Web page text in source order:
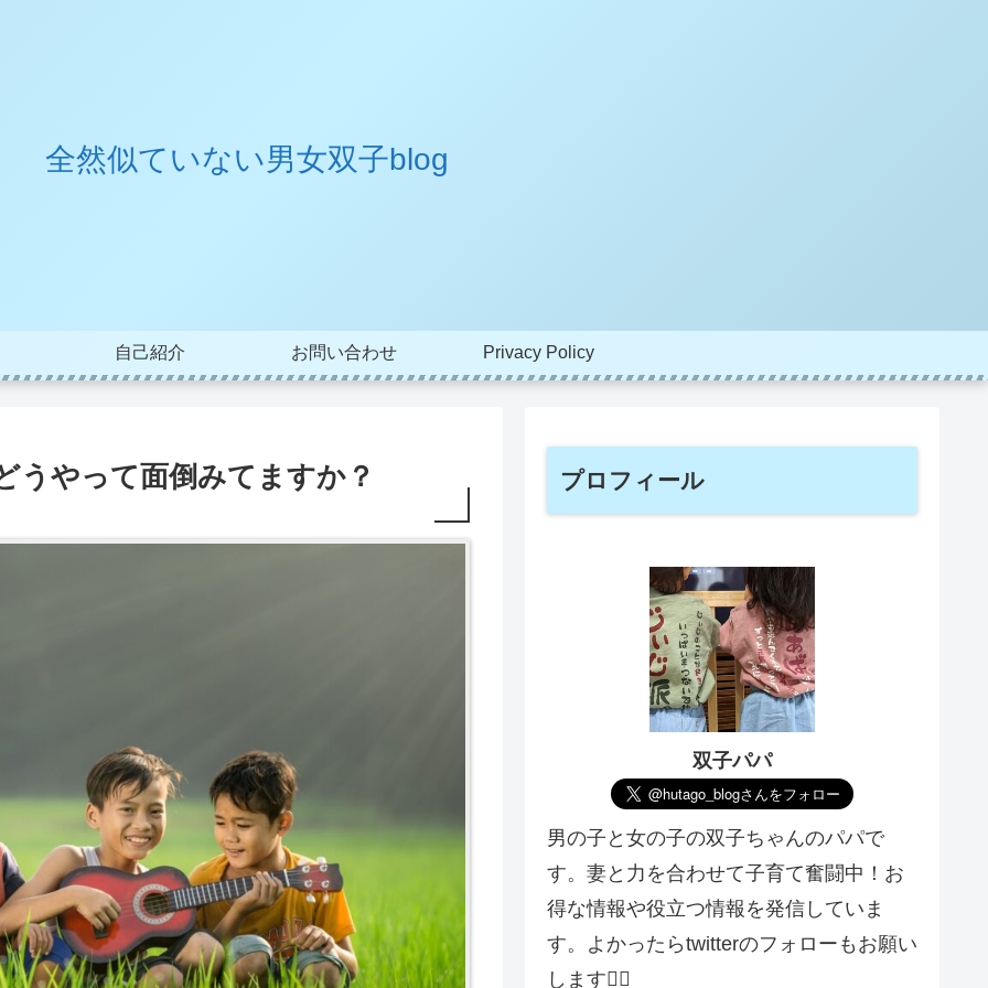
全然似ていない男女双子blog
自己紹介 お問い合わせ Privacy Policy
うやって面倒みてますか？ プロフィール
双子パパ
男の子と女の子の双子ちゃんのパパで
す。妻と力を合わせて子育て奮闘中！お
得な情報や役立つ情報を発信していま
す。よかったらtwitterのフォローもお願い
します🙇‍♂️